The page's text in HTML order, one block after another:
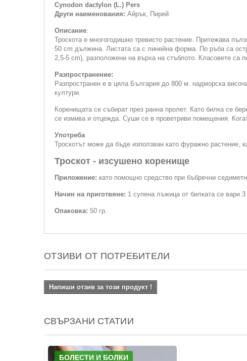
Cynodon dactylon (L.) Pers
Други наименования: Айрък, Пирей
Описание:
Троскота е многогодишно тревисто растение. Притежава
50 cm дължина. Листата са с линейна форма. По ръба са
2,5-5 cm), разположени на върха на стъблото. Класовете са
Разпространение:
Разпространен е в цяла България до 800 м. надморска
култури.
Коренищата се събират през ранна пролет. Като билка се
се измива и отцежда. Суши се в проветриви помещения.
Употреба
Троскотът може да бъде използван като фуражно растение,
Троскот - изсушено коренище
Приложение: като помощно средство при бъбречни
Начин на приготвяне: 1 супена лъжица от билката се вари
Опаковка: 50 гр.
ОТЗИВИ ОТ ПОТРЕБИТЕЛИ
Напиши отзив за този продукт !
СВЪРЗАНИ СТАТИИ
БОЛЕСТИ И БОЛКИ